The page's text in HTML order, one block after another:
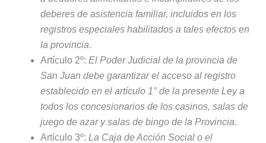
deberes de asistencia familiar, incluidos en los
registros especiales habilitados a tales efectos en
la provincia.
Artículo 2º: El Poder Judicial de la provincia de
San Juan debe garantizar el acceso al registro
establecido en el artículo 1° de la presente Ley a
todos los concesionarios de los casinos, salas de
juego de azar y salas de bingo de la Provincia.
Artículo 3º: La Caja de Acción Social o el